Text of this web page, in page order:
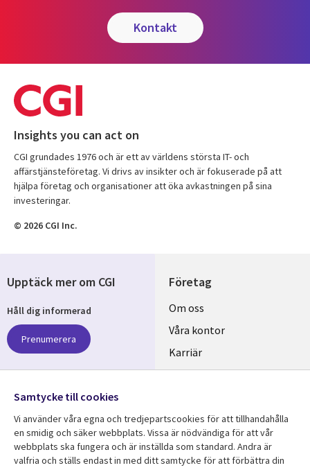
kontakt
Insights you can act on
CGI grundades 1976 och är ett av världens största IT- och
affärstjänsteföretag. Vi drivs av insikter och är fokuserade på att
hjälpa företag och organisationer att öka avkastningen på sina
investeringar.
© 2026 CGI Inc.
Företag
Useful
links
SWEDEN
Om oss
Våra kontor
Karriär
Hållbarhet
Upptäck mer om CGI
Håll dig informerad
Prenumerera
Följ oss
Social
Media
SWEDEN
Samtycke till cookies
Vi använder våra egna och tredjepartscookies för att tillhandahålla
en smidig och säker webbplats. Vissa är nödvändiga för att vår
webbplats ska fungera och är inställda som standard. Andra är
valfria och ställs endast in med ditt samtycke för att förbättra din